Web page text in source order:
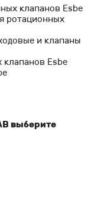
клапанов Esbe
ротационных
и клапаны
Esbe
выберите